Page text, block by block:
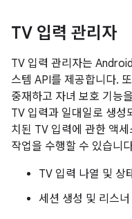
TV 입력 관리자
TV 입력 관리자는
스템 API를 제공합니다.
중재하고 자녀 보호 기능
TV 입력과 일대일로 생성
치된 TV 입력에 관한 액
작업을 수행할 수 있습니
TV 입력 나열 및 상
세션 생성 및 리스너